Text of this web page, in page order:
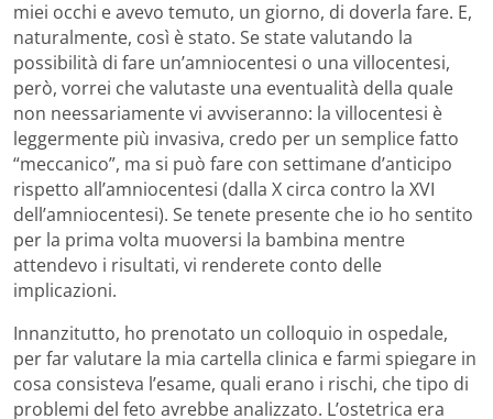
miei occhi e avevo temuto, un giorno, di doverla fare. E,
naturalmente, così è stato. Se state valutando la
possibilità di fare un’amniocentesi o una villocentesi,
però, vorrei che valutaste una eventualità della quale
non neessariamente vi avviseranno: la villocentesi è
leggermente più invasiva, credo per un semplice fatto
“meccanico”, ma si può fare con settimane d’anticipo
rispetto all’amniocentesi (dalla X circa contro la XVI
dell’amniocentesi). Se tenete presente che io ho sentito
per la prima volta muoversi la bambina mentre
attendevo i risultati, vi renderete conto delle
implicazioni.
Innanzitutto, ho prenotato un colloquio in ospedale,
per far valutare la mia cartella clinica e farmi spiegare in
cosa consisteva l’esame, quali erano i rischi, che tipo di
problemi del feto avrebbe analizzato. L’ostetrica era